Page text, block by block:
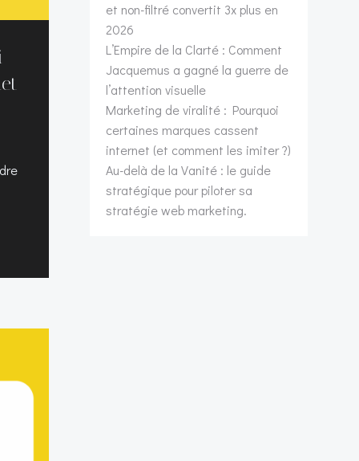
et non-filtré convertit 3x plus en
2026
L’Empire de la Clarté : Comment
Jacquemus a gagné la guerre de
l’attention visuelle
Marketing de viralité : Pourquoi
certaines marques cassent
internet (et comment les imiter ?)
Au-delà de la Vanité : le guide
stratégique pour piloter sa
stratégie web marketing.